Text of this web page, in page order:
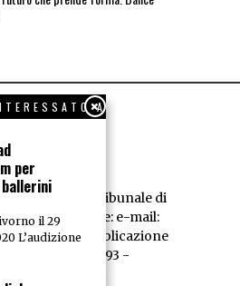
Tribunale di
95 - Redazione: e-mail:
Pubblicazione
P.IVA 01066520493 -
A
per
il 29
L’audizione